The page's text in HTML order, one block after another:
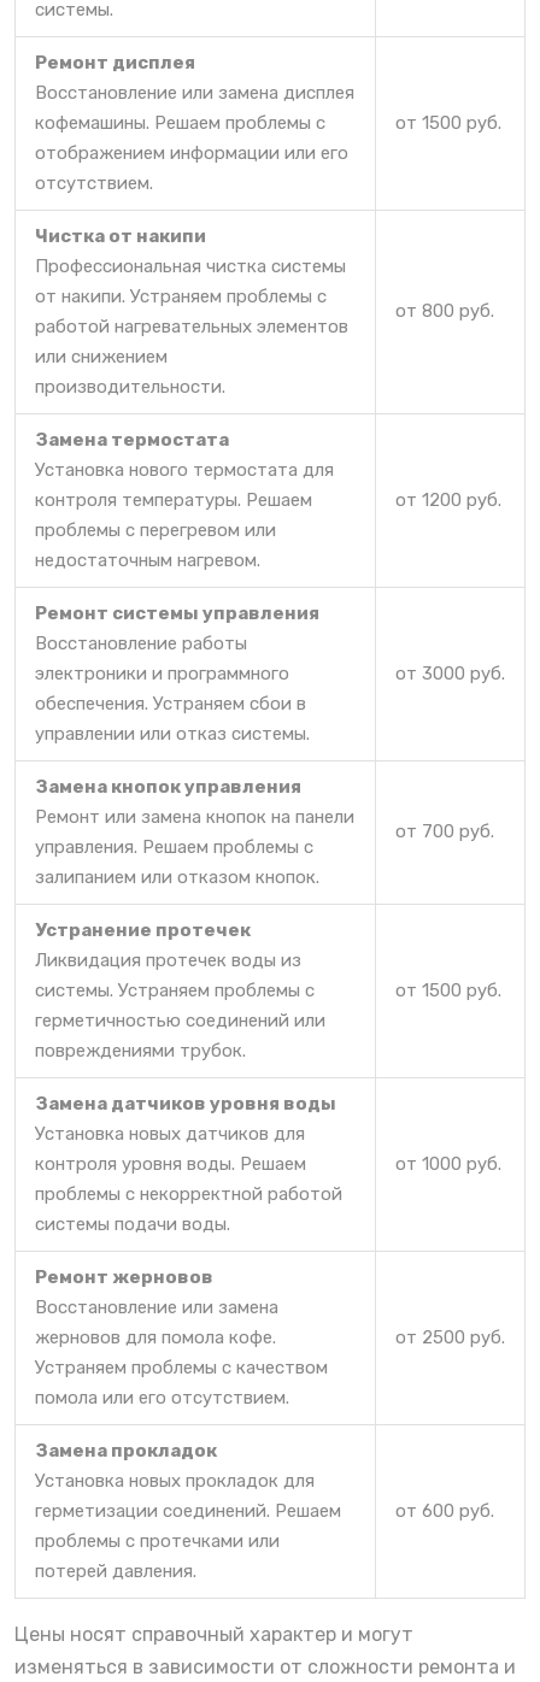
системы.
Ремонт дисплея
Восстановление или замена дисплея
кофемашины. Решаем проблемы с
отображением информации или его
отсутствием.
от 1500 руб.
Чистка от накипи
Профессиональная чистка системы
от накипи. Устраняем проблемы с
работой нагревательных элементов
или снижением
производительности.
от 800 руб.
Замена термостата
Установка нового термостата для
контроля температуры. Решаем
проблемы с перегревом или
недостаточным нагревом.
от 1200 руб.
Ремонт системы управления
Восстановление работы
электроники и программного
обеспечения. Устраняем сбои в
управлении или отказ системы.
от 3000 руб.
Замена кнопок управления
Ремонт или замена кнопок на панели
управления. Решаем проблемы с
залипанием или отказом кнопок.
от 700 руб.
Устранение протечек
Ликвидация протечек воды из
системы. Устраняем проблемы с
герметичностью соединений или
повреждениями трубок.
от 1500 руб.
Замена датчиков уровня воды
Установка новых датчиков для
контроля уровня воды. Решаем
проблемы с некорректной работой
системы подачи воды.
от 1000 руб.
Ремонт жерновов
Восстановление или замена
жерновов для помола кофе.
Устраняем проблемы с качеством
помола или его отсутствием.
от 2500 руб.
Замена прокладок
Установка новых прокладок для
герметизации соединений. Решаем
проблемы с протечками или
потерей давления.
от 600 руб.
Цены носят справочный характер и могут
изменяться в зависимости от сложности ремонта и